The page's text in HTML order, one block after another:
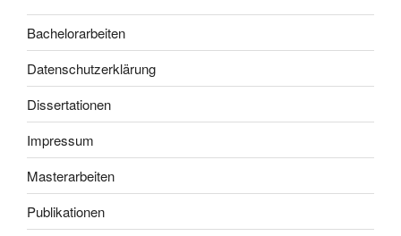
Bachelorarbeiten
Datenschutzerklärung
Dissertationen
Impressum
Masterarbeiten
Publikationen